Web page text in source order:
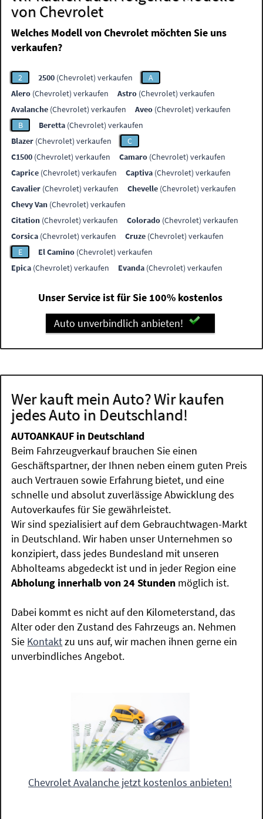
von Chevrolet
Welches Modell von Chevrolet möchten Sie uns
verkaufen?
2 2500 (Chevrolet) verkaufen
A
Alero (Chevrolet) verkaufen Astro (Chevrolet) verkaufen
Avalanche (Chevrolet) verkaufen Aveo (Chevrolet) verkaufen
B
Beretta (Chevrolet) verkaufen
Blazer (Chevrolet) verkaufen
C
C1500 (Chevrolet) verkaufen Camaro (Chevrolet) verkaufen
Caprice (Chevrolet) verkaufen Captiva (Chevrolet) verkaufen
Cavalier (Chevrolet) verkaufen Chevelle (Chevrolet) verkaufen
Chevy Van (Chevrolet) verkaufen
Citation (Chevrolet) verkaufen Colorado (Chevrolet) verkaufen
Corsica (Chevrolet) verkaufen Cruze (Chevrolet) verkaufen
E
El Camino (Chevrolet) verkaufen
Epica (Chevrolet) verkaufen Evanda (Chevrolet) verkaufen
Unser Service ist für Sie 100% kostenlos
Auto unverbindlich anbieten!
Wer kauft mein Auto? Wir kaufen
jedes Auto in Deutschland!
AUTOANKAUF in Deutschland
Beim Fahrzeugverkauf brauchen Sie einen
Geschäftspartner, der Ihnen neben einem guten Preis
auch Vertrauen sowie Erfahrung bietet, und eine
schnelle und absolut zuverlässige Abwicklung des
Autoverkaufes für Sie gewährleistet.
Wir sind spezialisiert auf dem Gebrauchtwagen-Markt
in Deutschland. Wir haben unser Unternehmen so
konzipiert, dass jedes Bundesland mit unseren
Abholteams abgedeckt ist und in jeder Region eine
Abholung innerhalb von 24 Stunden möglich ist.
Dabei kommt es nicht auf den Kilometerstand, das
Alter oder den Zustand des Fahrzeugs an. Nehmen
Sie Kontaktzu uns auf, wir machen ihnen gerne ein
unverbindliches Angebot.
Chevrolet Avalanche jetzt kostenlos anbieten!